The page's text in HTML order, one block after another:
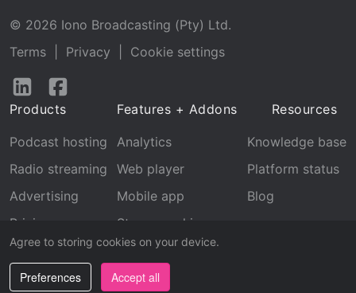
Agree to storing cookies on your device.
Preferences Accept all
© 2026 Iono Broadcasting (Pty) Ltd.
Terms
Privacy
Cookie settings
Follow
LinkedInFacebook
Products
Podcast hosting
Radio streaming
Advertising
Pricing
Features + Addons
Analytics
Web player
Mobile app
Stream archive
Recognition
Resources
Knowledge base
Platform status
Blog